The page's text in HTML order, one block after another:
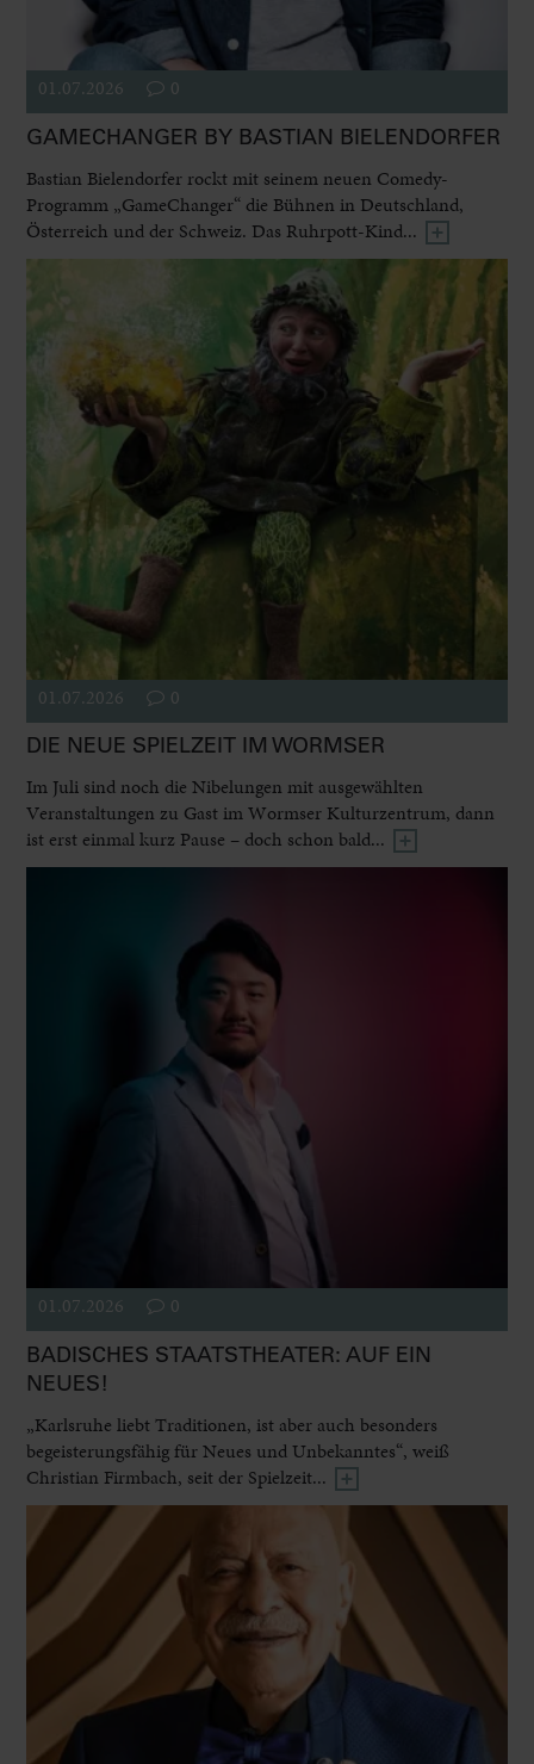
01.07.2026 0
GAMECHANGER BY BASTIAN BIELENDORFER
Bastian Bielendorfer rockt mit seinem neuen Comedy-
Programm „GameChanger“ die Bühnen in Deutschland,
Österreich und der Schweiz. Das Ruhrpott-Kind...
01.07.2026 0
DIE NEUE SPIELZEIT IM WORMSER
Im Juli sind noch die Nibelungen mit ausgewählten
Veranstaltungen zu Gast im Wormser Kulturzentrum, dann
ist erst einmal kurz Pause – doch schon bald...
01.07.2026 0
BADISCHES STAATSTHEATER: AUF EIN
NEUES!
„Karlsruhe liebt Traditionen, ist aber auch besonders
begeisterungsfähig für Neues und Unbekanntes“, weiß
Christian Firmbach, seit der Spielzeit...